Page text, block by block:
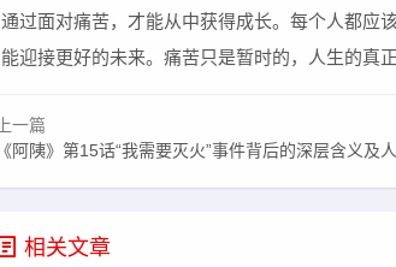
通过面对痛苦，才能从中获得成长。每个人都应
能迎接更好的未来。痛苦只是暂时的，人生的真
上一篇
《阿䧅》第15话“我需要灭火”事件背后的深层含义及人物成
相关文章